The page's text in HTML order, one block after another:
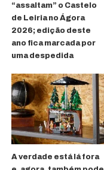
“assaltam” o Castelo
de Leiria no Ágora
2026; edição deste
ano fica marcada por
uma despedida
A verdade está lá fora